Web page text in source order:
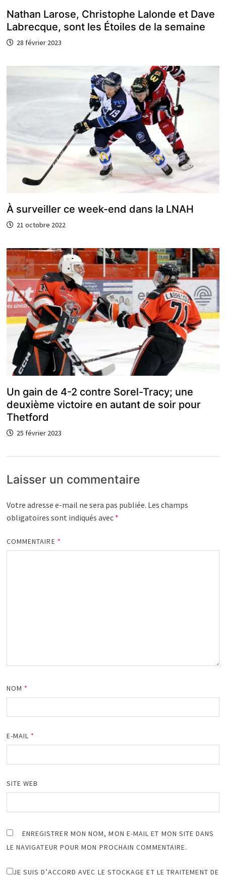
Nathan Larose, Christophe Lalonde et Dave
Labrecque, sont les Étoiles de la semaine
28 février 2023
À surveiller ce week-end dans la LNAH
21 octobre 2022
Un gain de 4-2 contre Sorel-Tracy; une
deuxième victoire en autant de soir pour
Thetford
25 février 2023
Laisser un commentaire
Votre adresse e-mail ne sera pas publiée. Les champs
obligatoires sont indiqués avec *
COMMENTAIRE *
NOM *
E-MAIL *
SITE WEB
ENREGISTRER MON NOM, MON E-MAIL ET MON SITE DANS
LE NAVIGATEUR POUR MON PROCHAIN COMMENTAIRE.
JE SUIS D’ACCORD AVEC LE STOCKAGE ET LE TRAITEMENT DE